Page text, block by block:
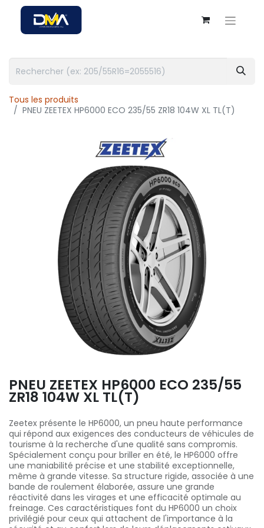
Tous les produits
PNEU ZEETEX HP6000 ECO 235/55 ZR18 104W XL TL(T)
PNEU ZEETEX HP6000 ECO 235/55
ZR18 104W XL TL(T)
Zeetex présente le HP6000, un pneu haute performance
qui répond aux exigences des conducteurs de véhicules de
tourisme à la recherche d'une qualité sans compromis.
Spécialement conçu pour briller en été, le HP6000 offre
une maniabilité précise et une stabilité exceptionnelle,
même à grande vitesse. Sa structure rigide, associée à une
bande de roulement élaborée, assure une grande
réactivité dans les virages et une efficacité optimale au
freinage. Ces caractéristiques font du HP6000 un choix
privilégié pour ceux qui attachent de l'importance à la